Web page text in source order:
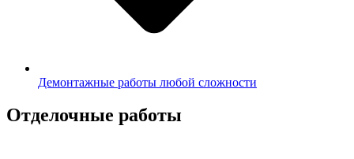
Демонтажные работы любой сложности
Отделочные работы